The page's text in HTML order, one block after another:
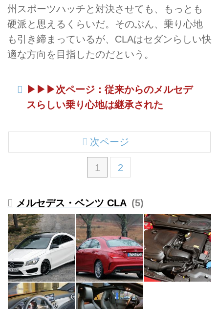
州スポーツハッチと対決させても、もっとも
硬派と思えるくらいだ。そのぶん、乗り心地
も引き締まっているが、CLAはセダンらしい快
適な方向を目指したのだという。
▶︎▶︎▶︎次ページ：従来からのメルセデ
スらしい乗り心地は継承された
1 2
次ページ
メルセデス・ベンツ CLA 5